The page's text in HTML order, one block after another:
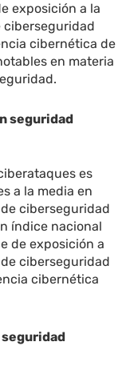
exposición a la
ciberseguridad
cibernética de
en materia
seguridad
es
a la media en
ciberseguridad
índice nacional
de exposición a
ciberseguridad
cibernética
seguridad